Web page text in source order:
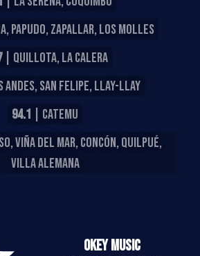
PAPUDO, ZAPALLAR, LOS MOLLES
| QUILLOTA, LA CALERA
SAN FELIPE, LLAY-LLAY
94.1 | CATEMU
VIÑA DEL MAR, CONCÓN, QUILPUÉ,
VILLA ALEMANA
OKEY MUSIC